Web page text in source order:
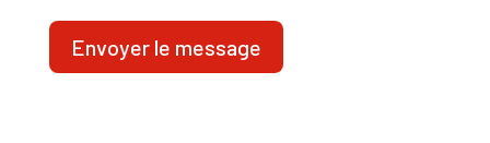
Envoyer le message